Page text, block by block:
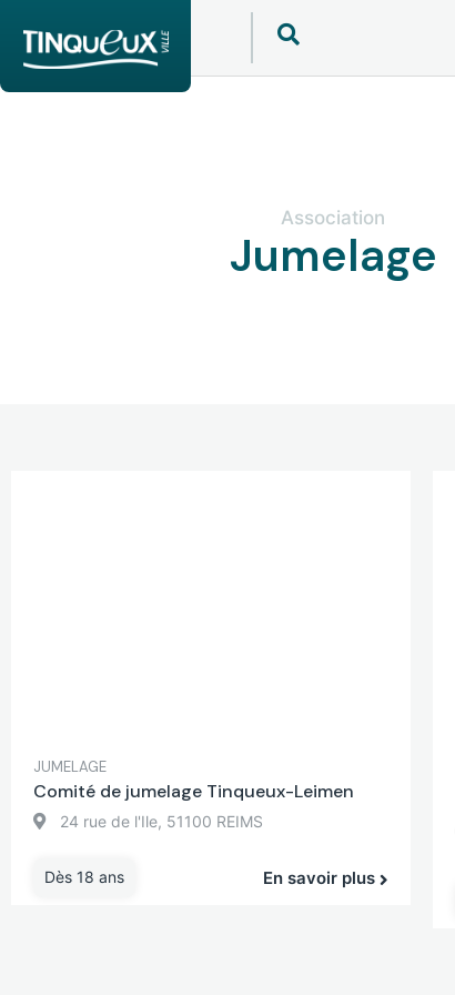
Association
Jumelage
JUMELAGE
Comité de jumelage Tinqueux-Leimen
24 rue de l'Ile, 51100 REIMS
Dès 18 ans En savoir plus